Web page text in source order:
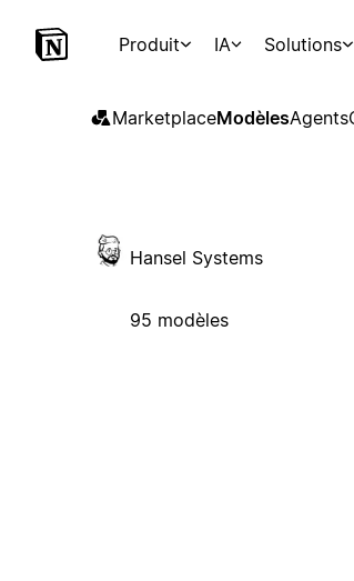
Produit IA Solutions
MarketplaceModèlesAgents
Hansel Systems
95 modèles